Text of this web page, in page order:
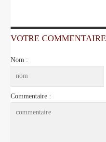
VOTRE COMMENTAIRE
Nom :
Commentaire :